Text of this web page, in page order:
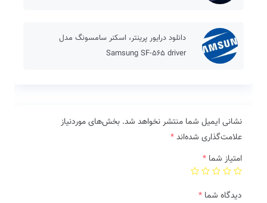
دانلود درایور پرینتر، اسکنر سامسونگ مدل
Samsung SF-565 driver
نشانی ایمیل شما منتشر نخواهد شد. بخش‌های موردنیاز
علامت‌گذاری شده‌اند*
امتیاز شما *
دیدگاه شما *